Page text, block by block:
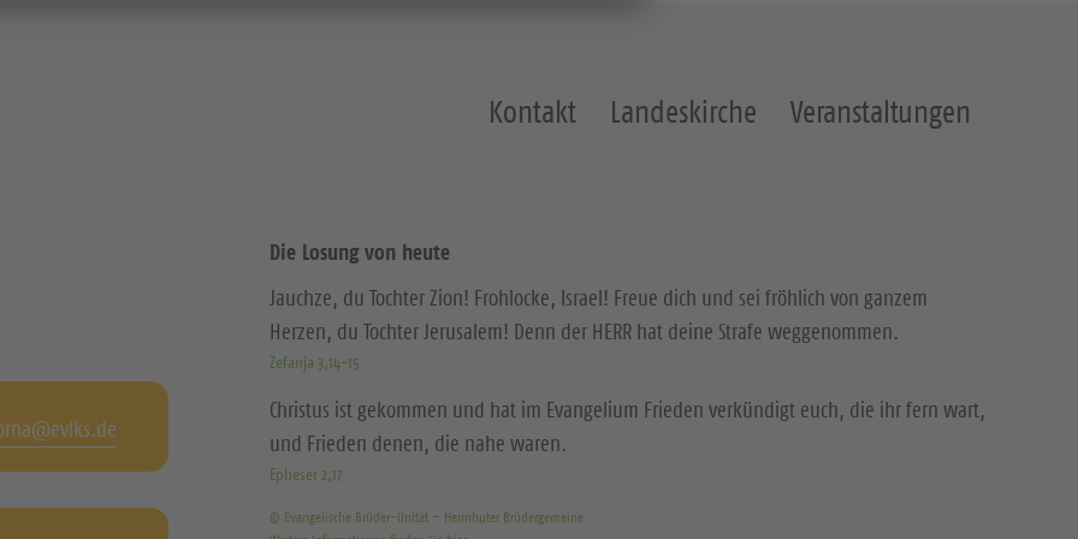
Kontakt Landeskirche Veranstaltungen
Die Losung von heute
Jauchze, du Tochter Zion! Frohlocke, Israel! Freue dich und sei fröhlich von ganzem
Herzen, du Tochter Jerusalem! Denn der HERR hat deine Strafe weggenommen.
Zefanja 3,14-15
Christus ist gekommen und hat im Evangelium Frieden verkündigt euch, die ihr fern wart,
und Frieden denen, die nahe waren.
Epheser 2,17
© Evangelische Brüder-Unität – Herrnhuter Brüdergemeine